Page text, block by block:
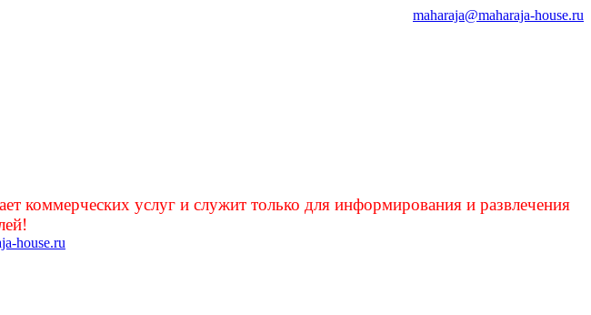
maharaja@maharaja-house.ru
услуг и служит только для информирования и развлечения
house.ru